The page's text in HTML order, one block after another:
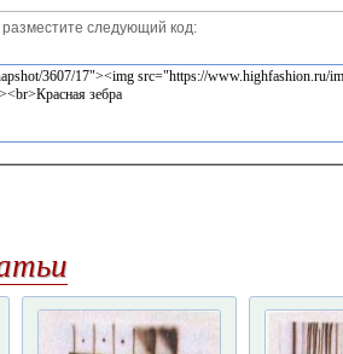
следующий код: